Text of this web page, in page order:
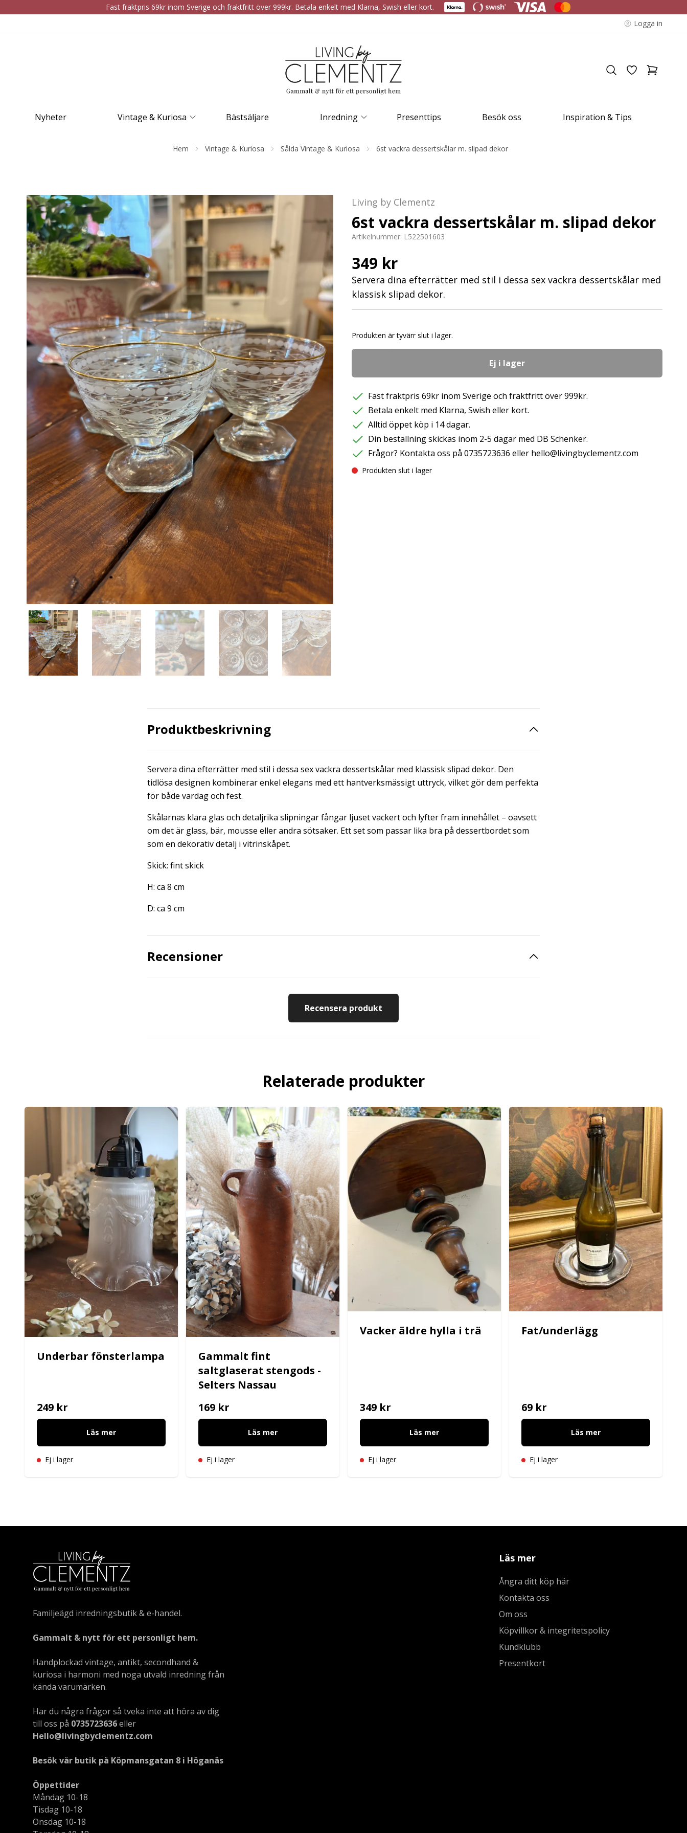
Fast fraktpris 69kr inom Sverige och fraktfritt över 999kr. Betala enkelt med Klarna, Swish eller kort.
Logga in
Nyheter Vintage & Kuriosa Bästsäljare Inredning Presenttips Besök oss Inspiration & Tips
Hem Vintage & Kuriosa Sålda Vintage & Kuriosa 6st vackra dessertskålar m. slipad dekor
Living by Clementz
6st vackra dessertskålar m. slipad dekor
Artikelnummer: L522501603
349 kr
Servera dina efterrätter med stil i dessa sex vackra dessertskålar med
klassisk slipad dekor.
Produkten är tyvärr slut i lager.
Ej i lager
Fast fraktpris 69kr inom Sverige och fraktfritt över 999kr.
Betala enkelt med Klarna, Swish eller kort.
Alltid öppet köp i 14 dagar.
Din beställning skickas inom 2-5 dagar med DB Schenker.
Frågor? Kontakta oss på 0735723636 eller hello@livingbyclementz.com
Produkten slut i lager
Produktbeskrivning
Servera dina efterrätter med stil i dessa sex vackra dessertskålar med klassisk slipad dekor. Den
tidlösa designen kombinerar enkel elegans med ett hantverksmässigt uttryck, vilket gör dem perfekta
för både vardag och fest.
Skålarnas klara glas och detaljrika slipningar fångar ljuset vackert och lyfter fram innehållet – oavsett
om det är glass, bär, mousse eller andra sötsaker. Ett set som passar lika bra på dessertbordet som
som en dekorativ detalj i vitrinskåpet.
Skick: fint skick
H: ca 8 cm
D: ca 9 cm
Recensioner
Recensera produkt
Relaterade produkter
Underbar fönsterlampa
249 kr
Läs mer
Ej i lager
Gammalt fint
saltglaserat stengods -
Selters Nassau
169 kr
Läs mer
Ej i lager
Vacker äldre hylla i trä
349 kr
Läs mer
Ej i lager
Fat/underlägg
69 kr
Läs mer
Ej i lager
Familjeägd inredningsbutik & e-handel.
Gammalt & nytt för ett personligt hem.
Handplockad vintage, antikt, secondhand &
kuriosa i harmoni med noga utvald inredning från
kända varumärken.
Har du några frågor så tveka inte att höra av dig
till oss på 0735723636eller
Hello@livingbyclementz.com
Besök vår butik på Köpmansgatan 8 i Höganäs
Öppettider
Måndag 10-18
Tisdag 10-18
Onsdag 10-18
Läs mer
Ångra ditt köp här
Kontakta oss
Om oss
Köpvillkor & integritetspolicy
Kundklubb
Presentkort